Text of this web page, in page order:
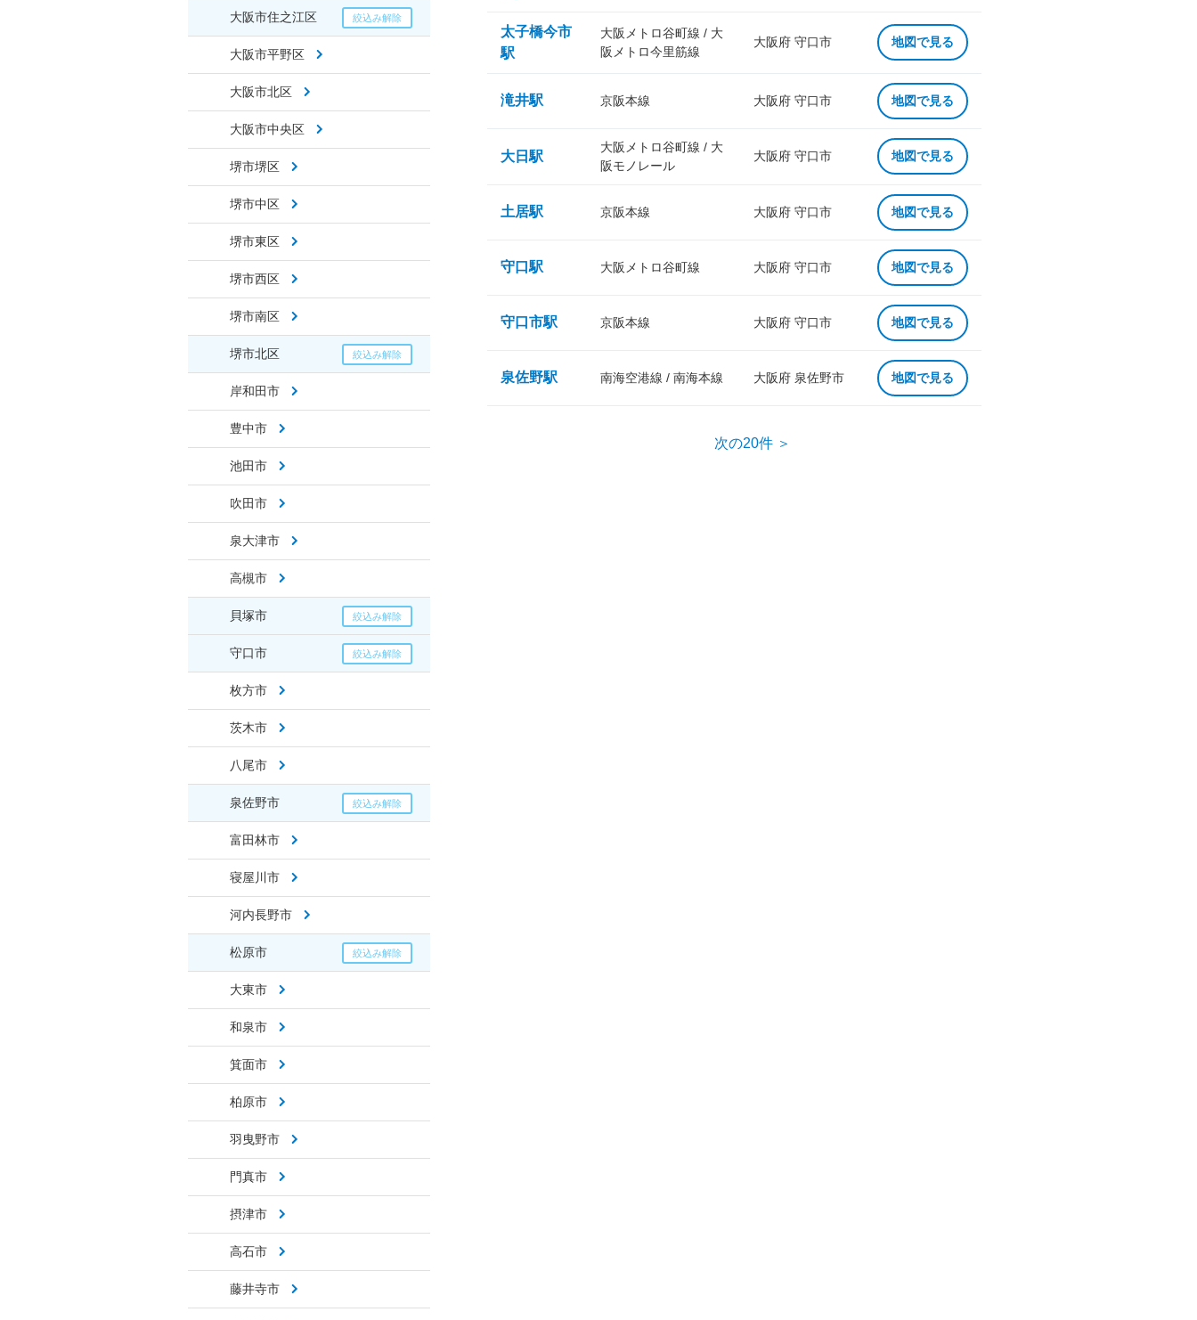
大阪市住之江区
大阪市平野区
大阪市北区
大阪市中央区
堺市堺区
堺市中区
堺市東区
堺市西区
堺市南区
堺市北区
岸和田市
豊中市
池田市
吹田市
泉大津市
高槻市
貝塚市
守口市
枚方市
茨木市
八尾市
泉佐野市
富田林市
寝屋川市
河内長野市
松原市
大東市
和泉市
箕面市
柏原市
羽曳野市
門真市
摂津市
高石市
藤井寺市
太子橋今市
駅
大阪メトロ谷町線 / 大
阪メトロ今里筋線
大阪府 守口市 地図で見る
滝井駅 京阪本線 大阪府 守口市 地図で見る
大日駅
大阪メトロ谷町線 / 大
阪モノレール
大阪府 守口市 地図で見る
土居駅 京阪本線 大阪府 守口市 地図で見る
守口駅 大阪メトロ谷町線 大阪府 守口市 地図で見る
守口市駅 京阪本線 大阪府 守口市 地図で見る
泉佐野駅 南海空港線 / 南海本線 大阪府 泉佐野市 地図で見る
次の20件 ＞